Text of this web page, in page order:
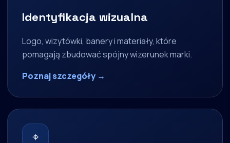
Identyfikacja wizualna
Logo, wizytówki, banery i materiały, które
pomagają zbudować spójny wizerunek marki.
Poznaj szczegóły →
⌖